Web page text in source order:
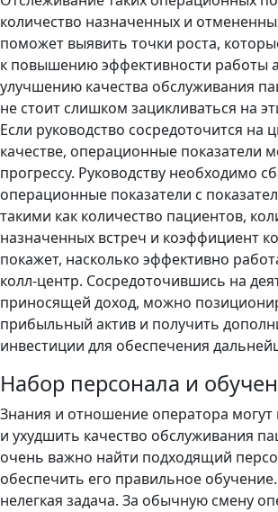
количество назначенных и
поможет выявить точки роста,
к повышению эффективности работы
улучшению качества обслуживания
не стоит слишком зацикливаться на
Если руководство сосредоточится на
качестве, операционные показатели
прогрессу. Руководству необходимо
операционные показатели с
такими как количество пациентов,
назначенных встреч и коэффициент
покажет, насколько эффективно
колл-центр. Сосредоточившись на
приносящей доход, можно
прибыльный актив и получить
инвестиции для обеспечения
Набор персонала и
Знания и отношение оператора могут
и ухудшить качество обслуживания
очень важно найти подходящий
обеспечить его правильное
нелегкая задача. За обычную смену